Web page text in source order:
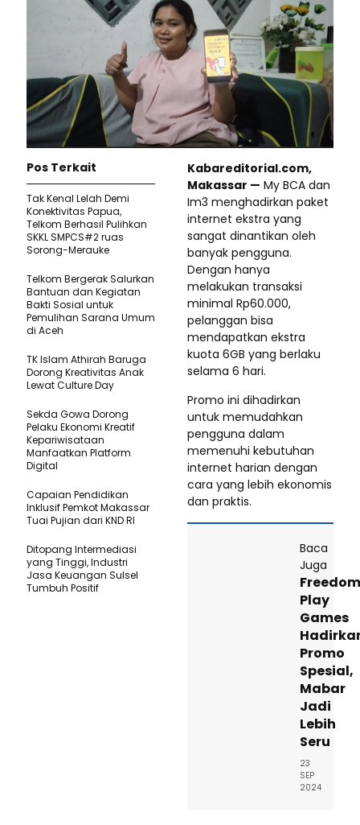
Kabareditorial.com,
Makassar — My BCA dan
Im3 menghadirkan paket
internet ekstra yang
sangat dinantikan oleh
banyak pengguna.
Dengan hanya
melakukan transaksi
minimal Rp60.000,
pelanggan bisa
mendapatkan ekstra
kuota 6GB yang berlaku
selama 6 hari.
Promo ini dihadirkan
untuk memudahkan
pengguna dalam
memenuhi kebutuhan
internet harian dengan
cara yang lebih ekonomis
dan praktis.
Baca
Juga
Freedom
Play
Games
Promo
Spesial,
Mabar
Jadi
Lebih
Seru
23
SEP
2024
Pos Terkait
Tak Kenal Lelah Demi
Konektivitas Papua,
Telkom Berhasil Pulihkan
SKKL SMPCS#2 ruas
Sorong-Merauke
Telkom Bergerak Salurkan
Bantuan dan Kegiatan
Bakti Sosial untuk
Pemulihan Sarana Umum
di Aceh
TK Islam Athirah Baruga
Dorong Kreativitas Anak
Lewat Culture Day
Sekda Gowa Dorong
Pelaku Ekonomi Kreatif
Kepariwisataan
Manfaatkan Platform
Digital
Capaian Pendidikan
Inklusif Pemkot Makassar
Tuai Pujian dari KND RI
Ditopang Intermediasi
yang Tinggi, Industri
Jasa Keuangan Sulsel
Tumbuh Positif